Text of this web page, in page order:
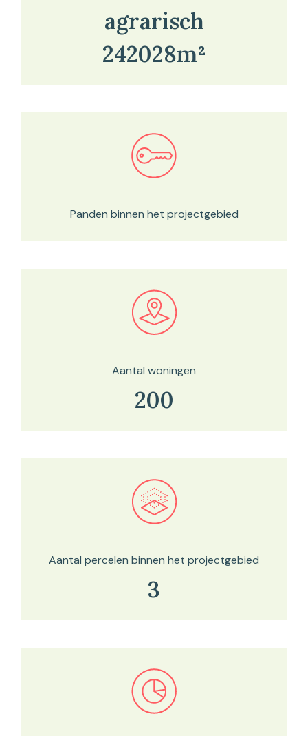
agrarisch
242028m²
Bekijk in onze kaartviewer
Panden binnen het projectgebied
Bekijk in onze kaartviewer
Aantal woningen
200
Bekijk in onze kaartviewer
Aantal percelen binnen het projectgebied
3
Bekijk in onze kaartviewer